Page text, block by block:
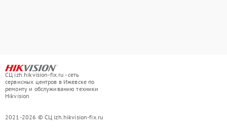
СЦ izh.hikvision-fix.ru - сеть
сервисных центров в Ижевске по
ремонту и обслуживанию техники
Hikvision
2021-2026 © СЦ izh.hikvision-fix.ru